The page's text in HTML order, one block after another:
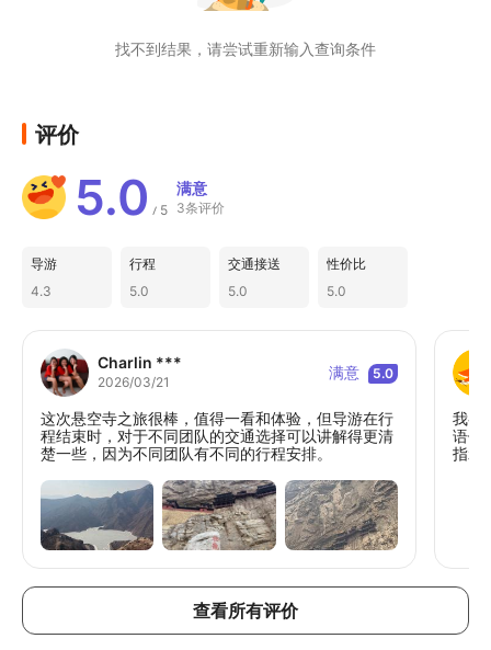
找不到结果，请尝试重新输入查询条件
评价
5.0 / 5
满意
3条评价
导游
4.3
行程
5.0
交通接送
5.0
性价比
5.0
Charlin ***
2026/03/21 满意 5.0
这次悬空寺之旅很棒，值得一看和体验，但导游在行
程结束时，对于不同团队的交通选择可以讲解得更清
楚一些，因为不同团队有不同的行程安排。
我参
语使
指示
查看所有评价